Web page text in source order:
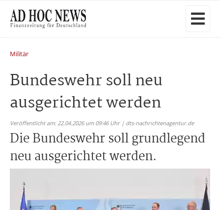
Militär
Bundeswehr soll neu
ausgerichtet werden
Veröffentlicht am: 22.04.2026 um 09:46 Uhr | dts-nachrichtenagentur.de
Die Bundeswehr soll grundlegend
neu ausgerichtet werden.